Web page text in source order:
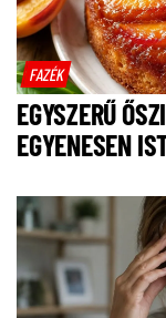
FAZÉK
EGYSZERŰ
EGYENESEN